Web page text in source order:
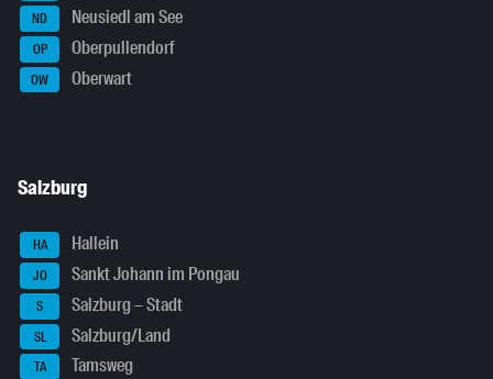
ND Neusiedl am See
OP Oberpullendorf
OW Oberwart
Salzburg
HA Hallein
JO Sankt Johann im Pongau
S Salzburg – Stadt
SL Salzburg/Land
TA Tamsweg